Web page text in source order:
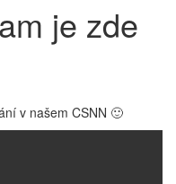
je zde
v našem CSNN 🙂